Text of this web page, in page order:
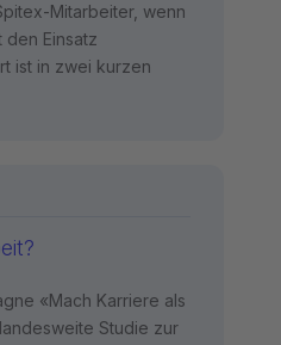
Mitarbeiter, wenn
den Einsatz
ist in zwei kurzen
«Mach Karriere als
Studie zur